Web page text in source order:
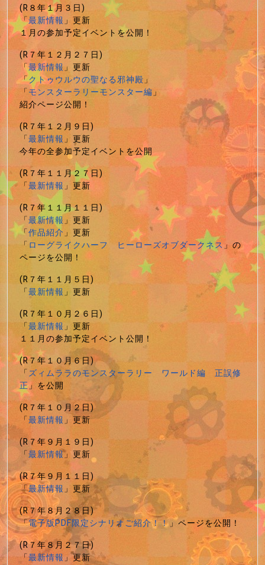
(R８年１月３日)
「最新情報」更新
１月の参加予定イベントを公開！
(R７年１２月２７日)
「最新情報」更新
「クトゥウルウの聖なる邪神殿」
「モンスターラリーモンスター編」
紹介ページ公開！
(R７年１２月９日)
「最新情報」更新
今年の全参加予定イベントを公開
(R７年１１月２７日)
「最新情報」更新
(R７年１１月１１日)
「最新情報」更新
「作品紹介」更新
「ローグライクハーフ ヒーローズオブダークネス」の
ページを公開！
(R７年１１月５日)
「最新情報」更新
(R７年１０月２６日)
「最新情報」更新
１１月の参加予定イベント公開！
(R７年１０月６日)
「ズィムララのモンスターラリー ワールド編 正誤修
正」を公開
(R７年１０月２日)
「最新情報」更新
(R７年９月１９日)
「最新情報」更新
(R７年９月１１日)
「最新情報」更新
(R７年８月２８日)
「電子版PDF限定シナリオご紹介！！」ページを公開！
(R７年８月２７日)
「最新情報」更新